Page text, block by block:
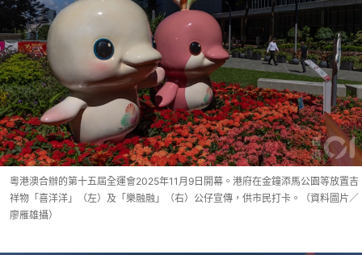
粵港澳合辦的第十五屆全運會2025年11月9日開幕。港府在金鐘添馬公園等放置吉
祥物「喜洋洋」（左）及「樂融融」（右）公仔宣傳，供市民打卡。（資料圖片／
廖雁雄攝）